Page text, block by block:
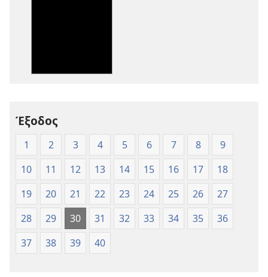
(Έκδοση 1997)
(Έκδοση
Έξοδος
1 2 3 4 5 6 7 8
9
10
11 12 13 14 15 16 17
18
19
20 21 22 23 24 25 26
27
28
29 30 31 32 33 34 35
36
37
38 39 40